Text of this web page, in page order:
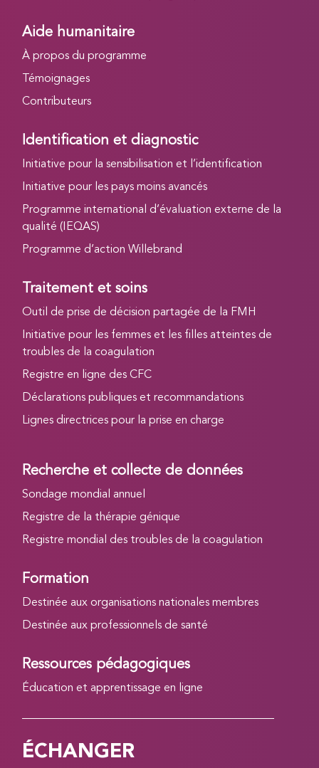
Aide humanitaire
À propos du programme
Témoignages
Contributeurs
Identification et diagnostic
Initiative pour la sensibilisation et l’identification
Initiative pour les pays moins avancés
Programme international d’évaluation externe de la
qualité (IEQAS)
Programme d’action Willebrand
Traitement et soins
Outil de prise de décision partagée de la FMH
Initiative pour les femmes et les filles atteintes de
troubles de la coagulation
Registre en ligne des CFC
Déclarations publiques et recommandations
Lignes directrices pour la prise en charge
Recherche et collecte de données
Sondage mondial annuel
Registre de la thérapie génique
Registre mondial des troubles de la coagulation
Formation
Destinée aux organisations nationales membres
Destinée aux professionnels de santé
Ressources pédagogiques
Éducation et apprentissage en ligne
ÉCHANGER